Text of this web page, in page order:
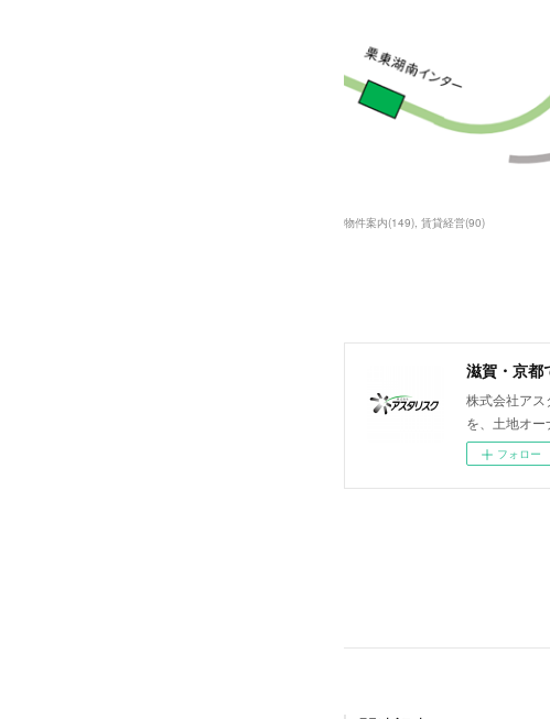
物件案内(149) 賃貸経営(90)
滋賀・京都
株式会社ア
を、土地オー
フォロー